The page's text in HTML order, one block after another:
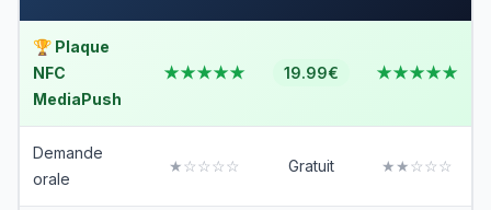
🏆 Plaque
NFC
MediaPush
★★★★★ 19.99€ ★★★★★
Demande
orale
★☆☆☆☆ Gratuit ★★☆☆☆